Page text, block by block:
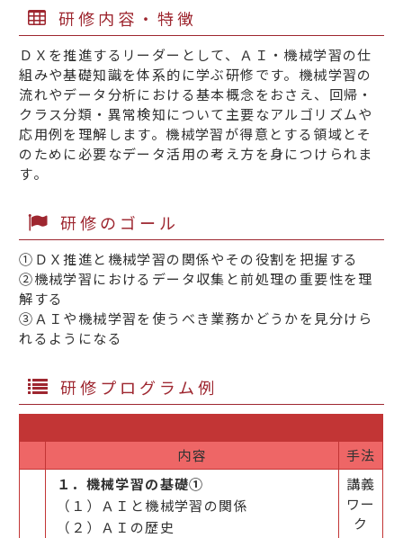
研修内容・特徴
ＤＸを推進するリーダーとして、ＡＩ・機械学習の仕
組みや基礎知識を体系的に学ぶ研修です。機械学習の
流れやデータ分析における基本概念をおさえ、回帰・
クラス分類・異常検知について主要なアルゴリズムや
応用例を理解します。機械学習が得意とする領域とそ
のために必要なデータ活用の考え方を身につけられま
す。
研修のゴール
①ＤＸ推進と機械学習の関係やその役割を把握する
②機械学習におけるデータ収集と前処理の重要性を理
解する
③ＡＩや機械学習を使うべき業務かどうかを見分けら
れるようになる
研修プログラム例
内容 手法
１．機械学習の基礎①
（１）ＡＩと機械学習の関係
（２）ＡＩの歴史
講義
ワー
ク